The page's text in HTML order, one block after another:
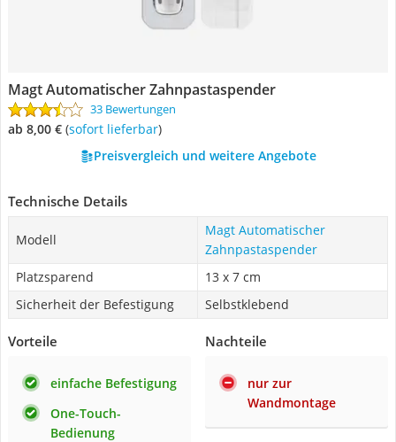
Magt Automatischer Zahnpastaspender
33 Bewertungen
ab 8,00 € ( Sofort lieferbar)
Preisvergleich und weitere Angebote
Technische Details
Modell
Magt Automatischer
Zahnpastaspender
Platzsparend
13 x 7 cm
Sicherheit der Befestigung
Selbstklebend
Vorteile
einfache Befestigung
One-Touch-
Bedienung
Nachteile
nur zur
Wandmontage